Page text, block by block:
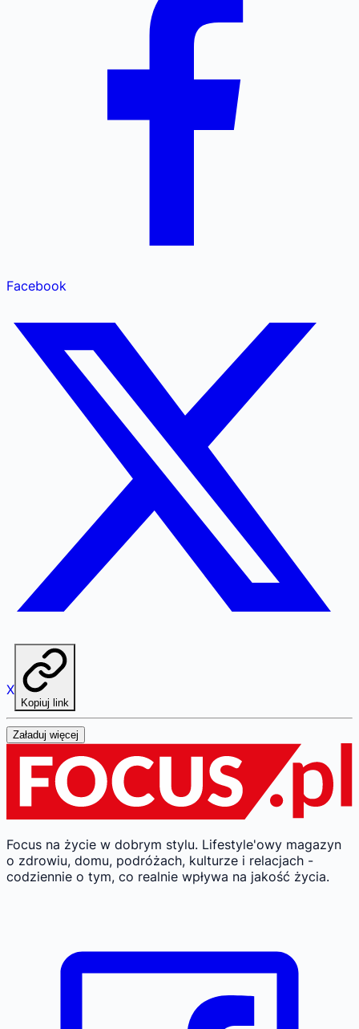
Facebook
X
Kopiuj link
Załaduj więcej
Focus na życie w dobrym stylu. Lifestyle'owy magazyn
o zdrowiu, domu, podróżach, kulturze i relacjach -
codziennie o tym, co realnie wpływa na jakość życia.